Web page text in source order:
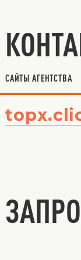
САЙТЫ АГЕНТСТВА